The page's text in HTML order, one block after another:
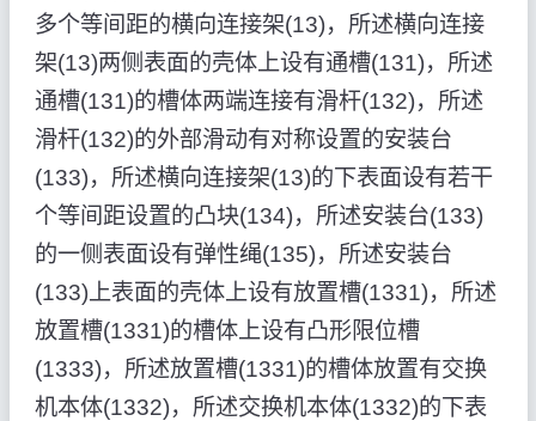
多个等间距的横向连接架(13)，所述横向连接
架(13)两侧表面的壳体上设有通槽(131)，所述
通槽(131)的槽体两端连接有滑杆(132)，所述
滑杆(132)的外部滑动有对称设置的安装台
(133)，所述横向连接架(13)的下表面设有若干
个等间距设置的凸块(134)，所述安装台(133)
的一侧表面设有弹性绳(135)，所述安装台
(133)上表面的壳体上设有放置槽(1331)，所述
放置槽(1331)的槽体上设有凸形限位槽
(1333)，所述放置槽(1331)的槽体放置有交换
机本体(1332)，所述交换机本体(1332)的下表